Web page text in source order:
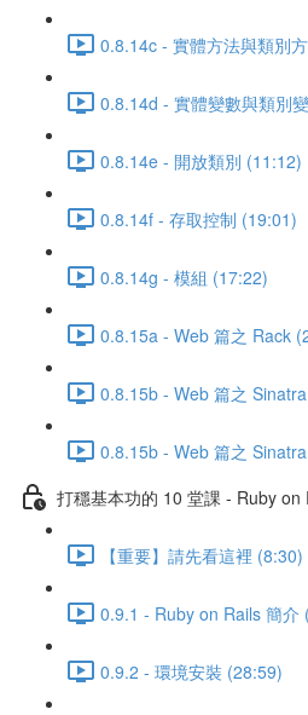
0.8.14c - 實體方法與類別
0.8.14d - 實體變數與類別
0.8.14e - 開放類別 (11:12)
0.8.14f - 存取控制 (19:01)
0.8.14g - 模組 (17:22)
0.8.15a - Web 篇之 Rack
0.8.15b - Web 篇之
0.8.15b - Web 篇之
打穩基本功的 10 堂課 - Ruby on
【重要】請先看這裡 (8:30)
0.9.1 - Ruby on Rails 簡介
0.9.2 - 環境安裝 (28:59)